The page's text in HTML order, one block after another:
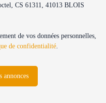
CS 61311, 41013 BLOIS
de vos données personnelles,
de confidentialité
annonces